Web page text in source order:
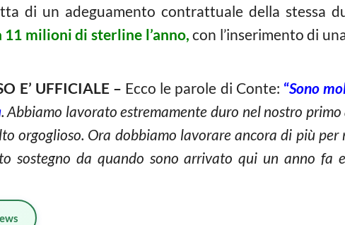
di un adeguamento contrattuale della stessa
11 milioni di sterline l’anno, con l’inserimento di
E’ UFFICIALE – Ecco le parole di Conte: “Sono
. Abbiamo lavorato estremamente duro nel nostro
orgoglioso. Ora dobbiamo lavorare ancora di più
sostegno da quando sono arrivato qui un anno fa